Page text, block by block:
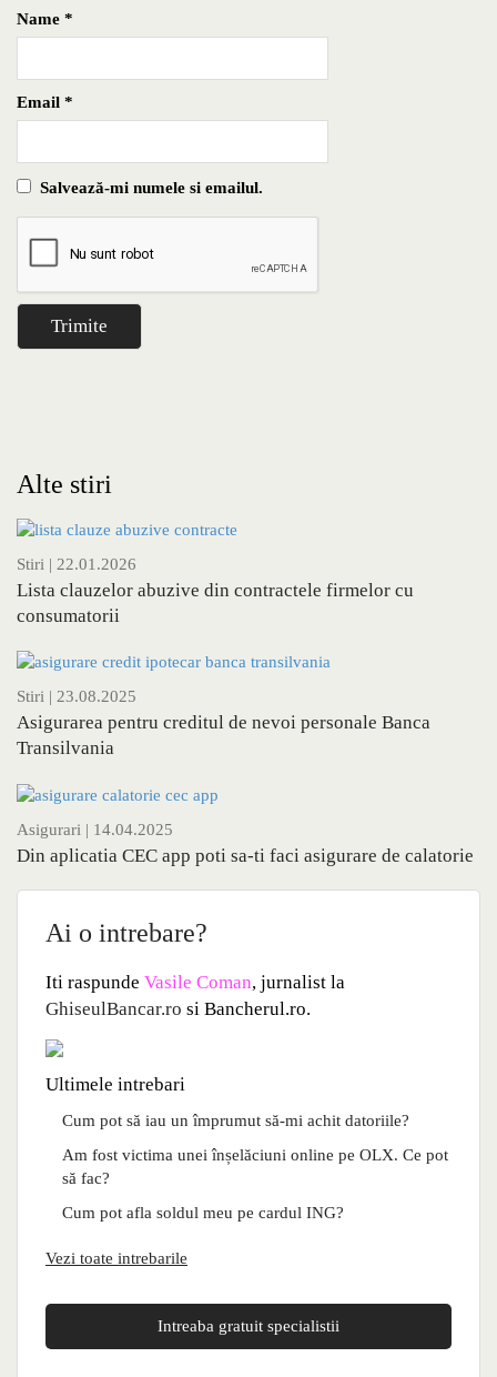
Name *
Email *
Salvează-mi numele si emailul.
Alte stiri
Stiri | 22.01.2026
Lista clauzelor abuzive din contractele firmelor cu
consumatorii
Stiri | 23.08.2025
Asigurarea pentru creditul de nevoi personale Banca
Transilvania
Asigurari | 14.04.2025
Din aplicatia CEC app poti sa-ti faci asigurare de calatorie
Ai o intrebare?
Iti raspunde Vasile Coman, jurnalist la
GhiseulBancar.ro si Bancherul.ro.
Ultimele intrebari
Cum pot să iau un împrumut să-mi achit datoriile?
Am fost victima unei înșelăciuni online pe OLX. Ce pot
să fac?
Cum pot afla soldul meu pe cardul ING?
Vezi toate intrebarile
Intreaba gratuit specialistii